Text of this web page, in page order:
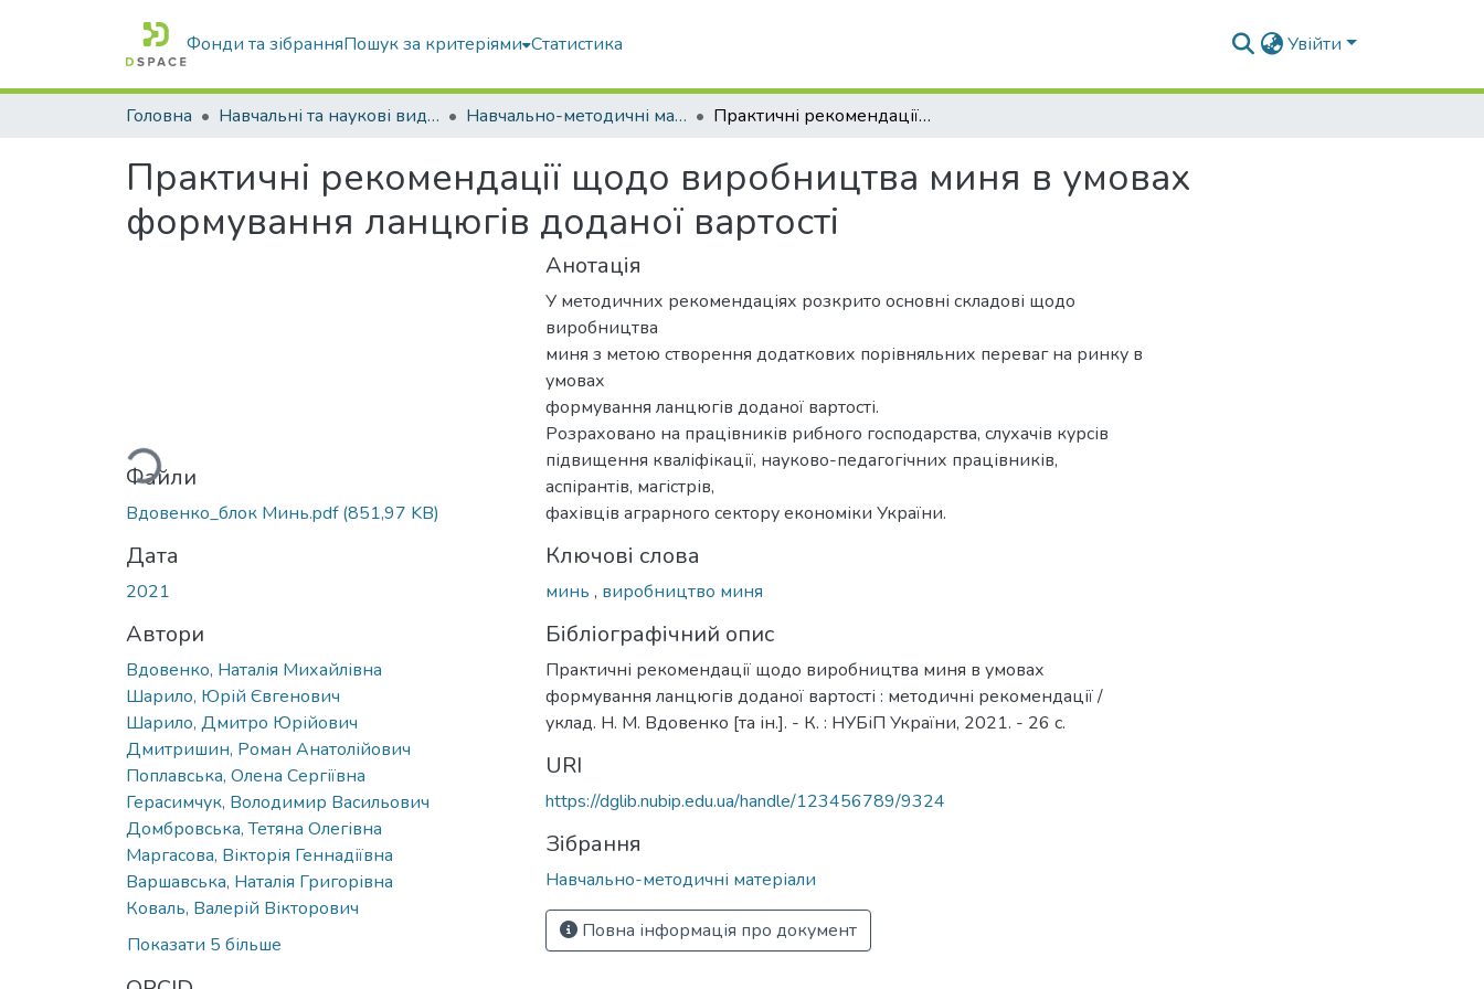
Фонди та зібранняПошук за критеріями Статистика Увійти
Головна Навчальні та наукові видання Навчально-методичні матеріали Практичні рекомендації щодо виробництва миня в умовах формування ланцюгів доданої вартості
Практичні рекомендації щодо виробництва миня в умовах
формування ланцюгів доданої вартості
Вантажиться...
Файли
Вдовенко_блок Минь.pdf(851,97 KB)
Дата
2021
Автори
Вдовенко, Наталія Михайлівна
Шарило, Юрій Євгенович
Шарило, Дмитро Юрійович
Дмитришин, Роман Анатолійович
Поплавська, Олена Сергіївна
Герасимчук, Володимир Васильович
Домбровська, Тетяна Олегівна
Маргасова, Вікторія Геннадіївна
Варшавська, Наталія Григорівна
Коваль, Валерій Вікторович
Показати 5 більше
Анотація
У методичних рекомендаціях розкрито основні складові щодо
виробництва
миня з метою створення додаткових порівняльних переваг на ринку в
умовах
формування ланцюгів доданої вартості.
Розраховано на працівників рибного господарства, слухачів курсів
підвищення кваліфікації, науково-педагогічних працівників,
аспірантів, магістрів,
фахівців аграрного сектору економіки України.
Ключові слова
минь , виробництво миня
Бібліографічний опис
Практичні рекомендації щодо виробництва миня в умовах
формування ланцюгів доданої вартості : методичні рекомендації /
уклад. Н. М. Вдовенко [та ін.]. - К. : НУБіП України, 2021. - 26 с.
URI
https://dglib.nubip.edu.ua/handle/123456789/9324
Зібрання
Навчально-методичні матеріали
Повна інформація про документ